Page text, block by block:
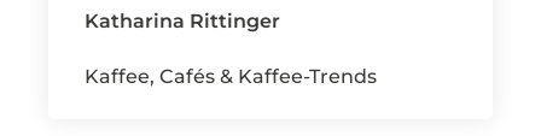
Katharina Rittinger
Kaffee, Cafés & Kaffee-Trends